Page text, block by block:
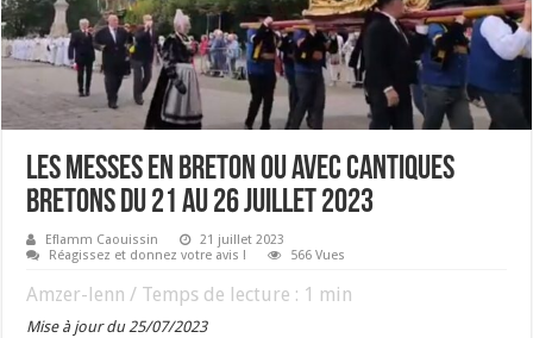
Les messes en breton ou avec cantiques
bretons du 21 au 26 juillet 2023
Eflamm Caouissin
21 juillet 2023
Réagissez et donnez votre avis !
566 Vues
Amzer-lenn / Temps de lecture : 1 min
Mise à jour du 25/07/2023